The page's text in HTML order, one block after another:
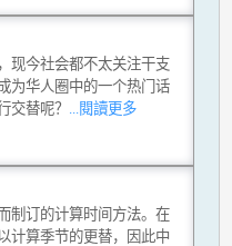
现今社会都不太关注干支
为华人圈中的一个热门话
交替呢？ ...閱讀更多
制订的计算时间方法。在
计算季节的更替，因此中